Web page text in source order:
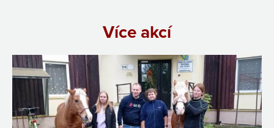
Více akcí